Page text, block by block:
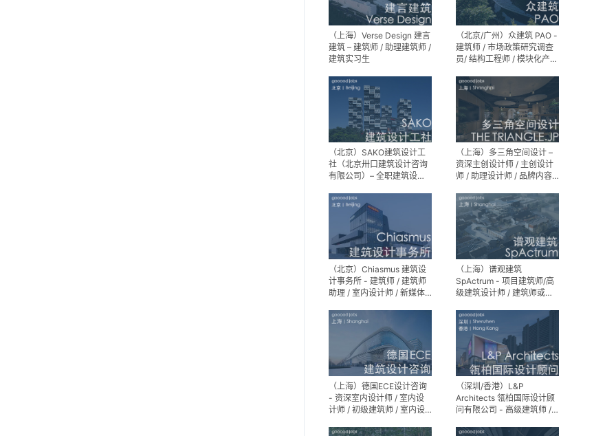
（上海）Verse Design 建言
建筑 – 建筑师 / 助理建筑师 /
建筑实习生
（北京/广州）众建筑 PAO -
建筑师 / 市场政策研究调查
员/ 结构工程师 / 模块化产品
师 / 机电工程师 / 实习生
（北京）SAKO建筑设计工
社（北京卅口建筑设计咨询
有限公司）– 全职建筑设计
（上海）多三角空间设计 –
资深主创设计师 / 主创设计
师 / 助理设计师 / 品牌内容
（北京）Chiasmus 建筑设
计事务所 - 建筑师 / 建筑师
助理 / 室内设计师 / 新媒体
（上海）谱观建筑
SpActrum - 项目建筑师/高
级建筑设计师 / 建筑师或助
媒体助理 / 实习生（建筑设
计/媒体，长期有效）
（上海）德国ECE设计咨询
- 资深室内设计师 / 室内设
计师 / 初级建筑师 / 室内设
习生
（深圳/香港）L&P
Architects 瓴柏国际设计顾
问有限公司 - 高级建筑师 /
精装设计师